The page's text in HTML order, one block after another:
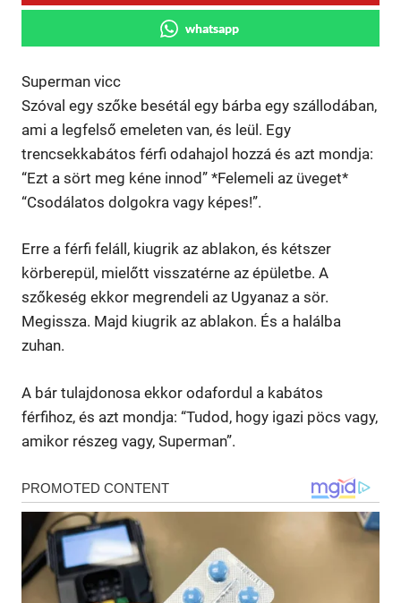
whatsapp
Superman vicc
Szóval egy szőke besétál egy bárba egy szállodában,
ami a legfelső emeleten van, és leül. Egy
trencsekkabátos férfi odahajol hozzá és azt mondja:
“Ezt a sört meg kéne innod” *Felemeli az üveget*
“Csodálatos dolgokra vagy képes!”.
Erre a férfi feláll, kiugrik az ablakon, és kétszer
körberepül, mielőtt visszatérne az épületbe. A
szőkeség ekkor megrendeli az Ugyanaz a sör.
Megissza. Majd kiugrik az ablakon. És a halálba
zuhan.
A bár tulajdonosa ekkor odafordul a kabátos
férfihoz, és azt mondja: “Tudod, hogy igazi pöcs vagy,
amikor részeg vagy, Superman”.